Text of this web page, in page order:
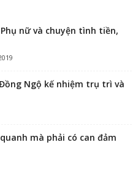
nữ và chuyện tình tiền,
Ngộ kế nhiệm trụ trì và
mà phải có can đảm